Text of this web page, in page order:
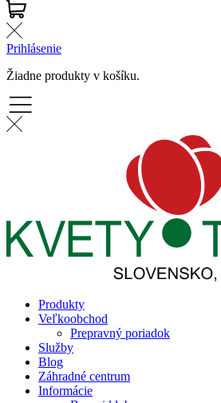
Prihlásenie
Žiadne produkty v košíku.
Produkty
Veľkoobchod
Prepravný poriadok
Služby
Blog
Záhradné centrum
Informácie